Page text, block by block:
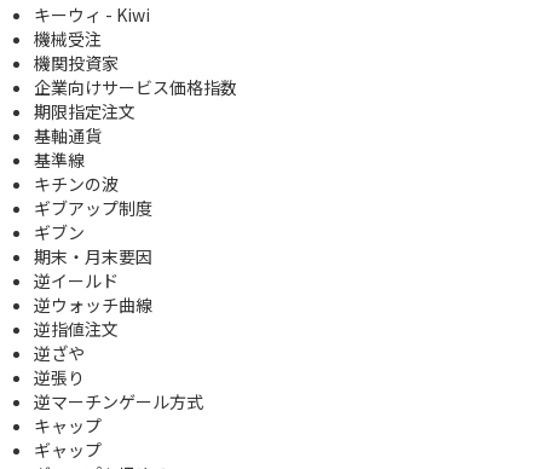
キーウィ - Kiwi
機械受注
機関投資家
企業向けサービス価格指数
期限指定注文
基軸通貨
基準線
キチンの波
ギブアップ制度
ギブン
期末・月末要因
逆イールド
逆ウォッチ曲線
逆指値注文
逆ざや
逆張り
逆マーチンゲール方式
キャップ
ギャップ